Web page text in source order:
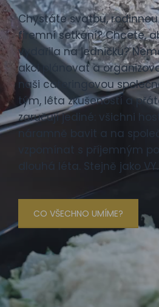
Chystáte svatbu,
firemní setkání? Chcete,
vydařila na jedničku?
akci plánovat a
naši cateringovou
tým, léta zkušeností a
zaručují jediné: všichni
náramně bavit a na
vzpomínat s příjemným
dlouhá léta. Stejně jako VY.
CO VŠECHNO UMÍME?